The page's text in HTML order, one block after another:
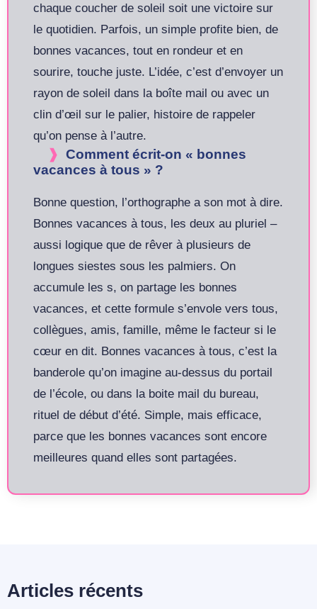
chaque coucher de soleil soit une victoire sur
le quotidien. Parfois, un simple profite bien, de
bonnes vacances, tout en rondeur et en
sourire, touche juste. L’idée, c’est d’envoyer un
rayon de soleil dans la boîte mail ou avec un
clin d’œil sur le palier, histoire de rappeler
qu’on pense à l’autre.
Comment écrit-on « bonnes
vacances à tous » ?
Bonne question, l’orthographe a son mot à dire.
Bonnes vacances à tous, les deux au pluriel –
aussi logique que de rêver à plusieurs de
longues siestes sous les palmiers. On
accumule les s, on partage les bonnes
vacances, et cette formule s’envole vers tous,
collègues, amis, famille, même le facteur si le
cœur en dit. Bonnes vacances à tous, c’est la
banderole qu’on imagine au-dessus du portail
de l’école, ou dans la boite mail du bureau,
rituel de début d’été. Simple, mais efficace,
parce que les bonnes vacances sont encore
meilleures quand elles sont partagées.
Articles récents